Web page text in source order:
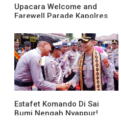
Upacara Welcome and
Farewell Parade Kapolres
Berlangsung Khidmat
Estafet Komando Di Sai
Bumi Nengah Nyappur!